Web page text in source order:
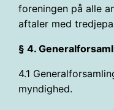
foreningen på alle
aftaler med
§ 4.
4.1
myndighed.